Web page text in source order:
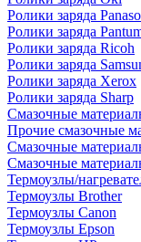
Ролики заряда
Ролики заряда
Ролики заряда Ricoh
Ролики заряда
Ролики заряда Xerox
Ролики заряда Sharp
Смазочные
Прочие смазочные
Смазочные
Смазочные
Термоузлы/
Термоузлы Brother
Термоузлы Canon
Термоузлы Epson